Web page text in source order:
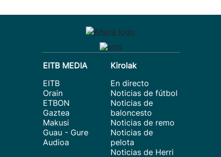
EITB MEDIA
EITB
Orain
ETBON
Gaztea
Makusi
Guau - Gure
Audioa
Kirolak
En directo
Noticias de fútbol
Noticias de
baloncesto
Noticias de remo
Noticias de
pelota
Noticias de Herri